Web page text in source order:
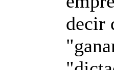
decir